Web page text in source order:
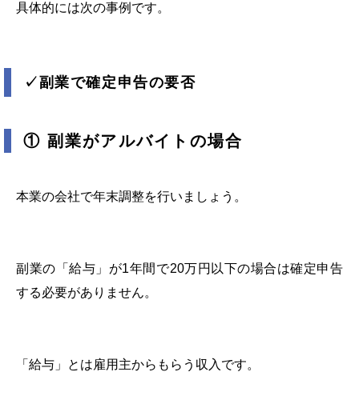
具体的には次の事例です。
✓副業で確定申告の要否
① 副業がアルバイトの場合
本業の会社で年末調整を行いましょう。
副業の「給与」が1年間で20万円以下の場合は確定申告
する必要がありません。
「給与」とは雇用主からもらう収入です。